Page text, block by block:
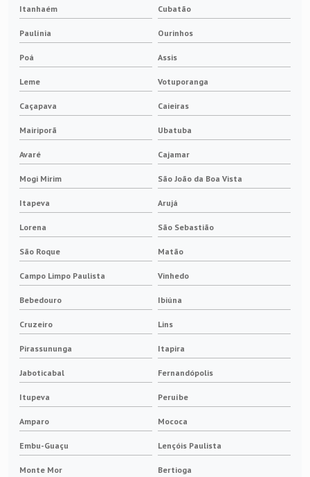
Pantografo para ponte rolante
Porta escova para anel de gerador
Itanhaém Cubatão
Paulínia Ourinhos
Poá Assis
Leme Votuporanga
Caçapava Caieiras
Mairiporã Ubatuba
Avaré Cajamar
Mogi Mirim São João da Boa Vista
Itapeva Arujá
Lorena São Sebastião
São Roque Matão
Campo Limpo Paulista Vinhedo
Bebedouro Ibiúna
Cruzeiro Lins
Pirassununga Itapira
Jaboticabal Fernandópolis
Itupeva Peruíbe
Amparo Mococa
Embu-Guaçu Lençóis Paulista
Monte Mor Bertioga